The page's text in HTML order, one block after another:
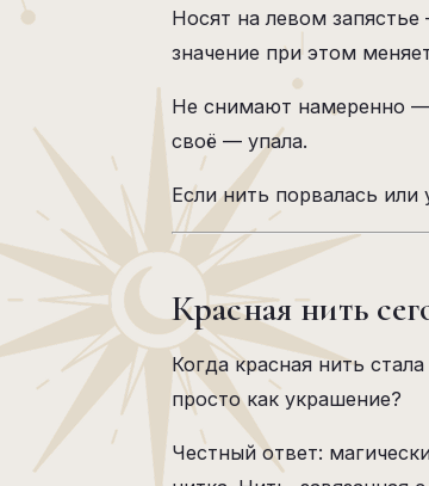
Носят на левом
значение при этом
Не снимают намеренно —
своё — упала.
Если нить порвалась
Красная нить
Когда красная нить
просто как украшение?
Честный ответ: